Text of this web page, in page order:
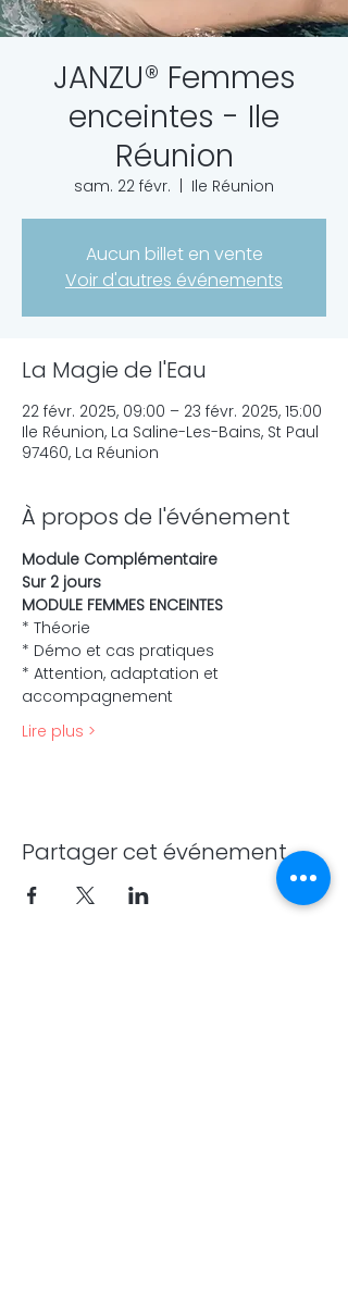
JANZU® Femmes
enceintes - Ile
Réunion
sam. 22 févr. Ile Réunion
Aucun billet en vente
Voir d'autres événements
La Magie de l'Eau
22 févr. 2025, 09:00 – 23 févr. 2025, 15:00
Ile Réunion, La Saline-Les-Bains, St Paul
97460, La Réunion
À propos de l'événement
Module Complémentaire
Sur 2 jours
MODULE FEMMES ENCEINTES
* Théorie
* Démo et cas pratiques
* Attention, adaptation et
accompagnement
Lire plus >
Partager cet événement